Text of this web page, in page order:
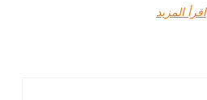
اقرأ المزيد